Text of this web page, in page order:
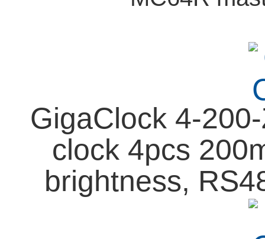
GigaClock 4-
clock 4pcs
brightness,